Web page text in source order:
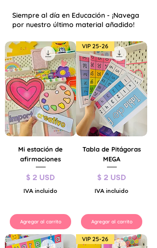
Siempre al día en Educación - ¡Navega
por nuestro último material añadido!
Mi estación de
afirmaciones
Precio
$ 2 USD
IVA incluido
Agregar al carrito
VIP 25-26
Tabla de Pitágoras
MEGA
Precio
$ 2 USD
IVA incluido
Agregar al carrito
VIP 25-26